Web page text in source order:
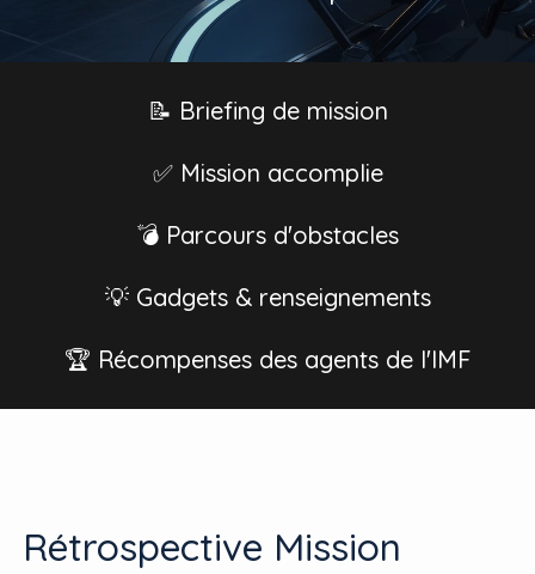
📝 Briefing de mission
✅ Mission accomplie
💣 Parcours d'obstacles
💡 Gadgets & renseignements
🏆 Récompenses des agents de l'IMF
Rétrospective Mission